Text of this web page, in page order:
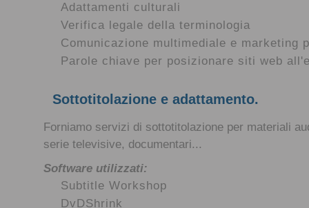
Adattamenti culturali
Verifica legale della terminologia
Comunicazione multimediale e marketing
Parole chiave per posizionare siti web
Sottotitolazione e adattamento.
Forniamo servizi di sottotitolazione per materiali
serie televisive, documentari...
Software utilizzati:
Subtitle Workshop
DvDShrink